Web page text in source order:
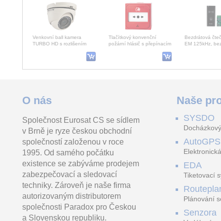
Venkovní ball kamera
TURBO HD s rozlišením
vybavena fixním objektivem
Tlačítkový konvenční
požární hlásič s přepínacím
Bezdrátová
EM 125kHz,
Řada GWN7800 Pro jsou
spravované síťové
přepínače vrstvy 2++, které
umožňují malým a st
Yealink BH72 je Bluetooth
business náhlavní
stylový vzhled s vysokou k
SMART WiFi
protokolu
IoT, SENZ
vč. DPH 1
O nás
Společnost Eurosat CS se sídlem
v Brně je ryze českou obchodní
společností založenou v roce
1995. Od samého počátku
existence se zabýváme prodejem
zabezpečovací a sledovací
techniky. Zároveň je naše firma
autorizovaným distributorem
společnosti Paradox pro Českou
a Slovenskou republiku.
Naše
SYSDO
AutoGPS
EDA
Tiketovací
Plánování
Senzora